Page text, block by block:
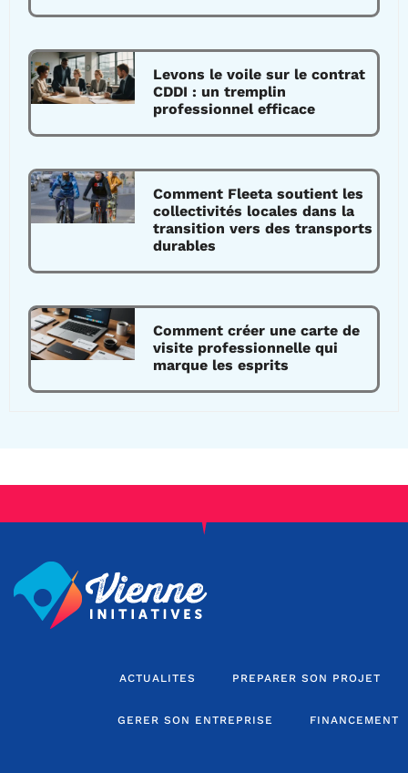
Levons le voile sur le contrat
CDDI : un tremplin
professionnel efficace
Comment Fleeta soutient les
collectivités locales dans la
transition vers des transports
durables
Comment créer une carte de
visite professionnelle qui
marque les esprits
ACTUALITES PREPARER SON PROJET
GERER SON ENTREPRISE FINANCEMENT